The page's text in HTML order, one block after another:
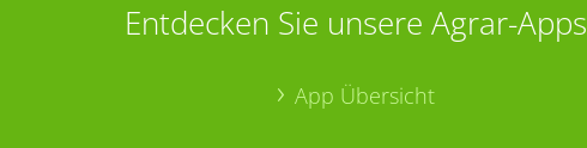
Entdecken Sie unsere Agrar-Apps
App Übersicht